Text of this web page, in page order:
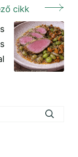
cikk